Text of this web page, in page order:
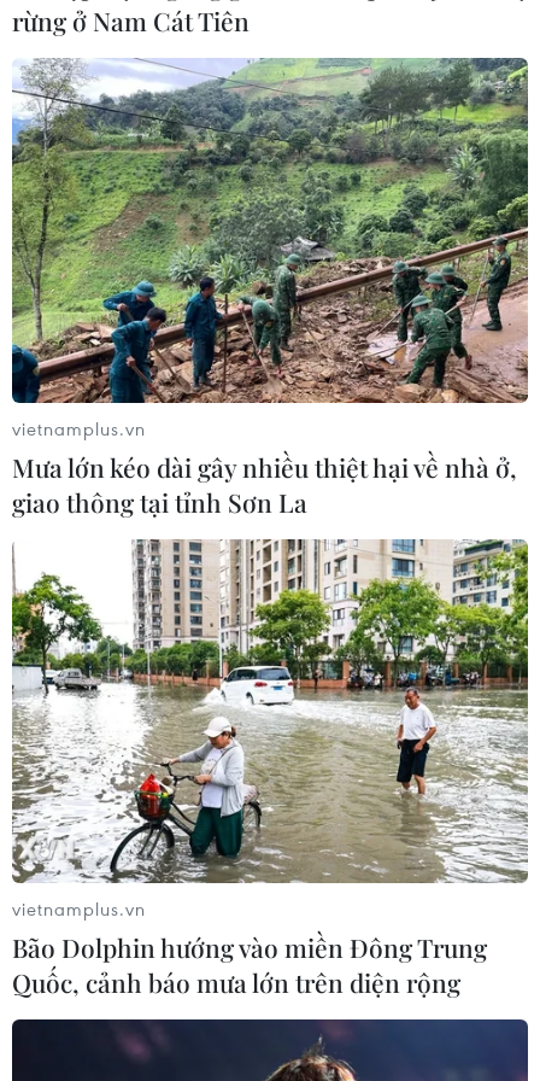
Chuyện cứu trợ vùng lũ: ''Hãy giúp cái dân
cần thay vì cái mình có''
23/10/2020 05:48
Những ngày qua câu chuyện cứu trợ luôn là đề tài
“nóng” trên khắp các “mặt trận,” từ cộng đồng xã hội
cho đến bên lề nghị trường kỳ họp thứ 10, Quốc hội
khóa XIV...
rừng ở Nam Cát Tiên
vietnamplus.vn
Mưa lớn kéo dài gây nhiều thiệt hại về nhà ở,
giao thông tại tỉnh Sơn La
vietnamplus.vn
Bão Dolphin hướng vào miền Đông Trung
Quốc, cảnh báo mưa lớn trên diện rộng